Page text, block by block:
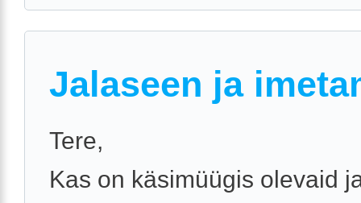
Jalaseen ja
Tere,
Kas on käsimüügis olevaid